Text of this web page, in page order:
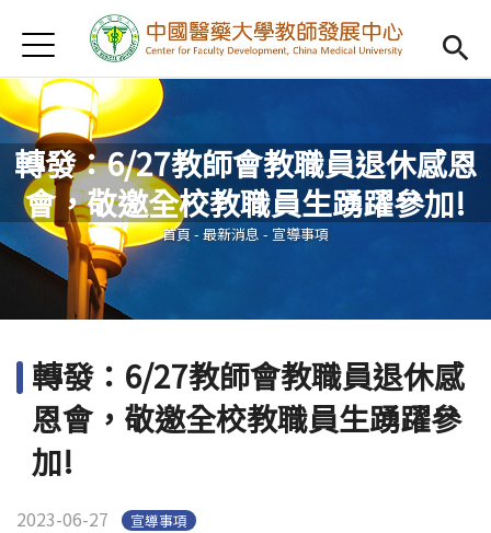
首頁
Open
認識我們
教學研習
Open
新進教師
傑出教授
教師專業社群
Open
借用項目
AI專區
Jump to Navigation
Jump to Main content
轉發：6/27教師會教職員退休感恩
會，敬邀全校教職員生踴躍參加!
您在這裡
首頁 - 最新消息 - 宣導事項
轉發：6/27教師會教職員退休感
恩會，敬邀全校教職員生踴躍參
加!
2023-06-27 宣導事項